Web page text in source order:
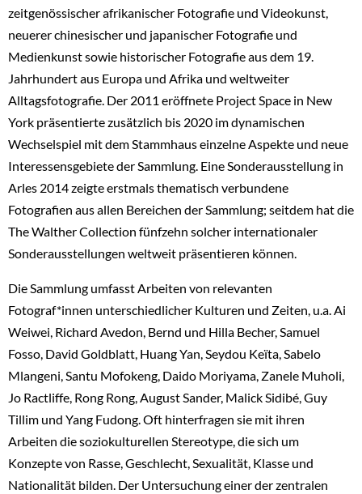
zeitgenössischer afrikanischer Fotografie und Videokunst,
neuerer chinesischer und japanischer Fotografie und
Medienkunst sowie historischer Fotografie aus dem 19.
Jahrhundert aus Europa und Afrika und weltweiter
Alltagsfotografie. Der 2011 eröffnete Project Space in New
York präsentierte zusätzlich bis 2020 im dynamischen
Wechselspiel mit dem Stammhaus einzelne Aspekte und neue
Interessensgebiete der Sammlung. Eine Sonderausstellung in
Arles 2014 zeigte erstmals thematisch verbundene
Fotografien aus allen Bereichen der Sammlung; seitdem hat die
The Walther Collection fünfzehn solcher internationaler
Sonderausstellungen weltweit präsentieren können.
Die Sammlung umfasst Arbeiten von relevanten
Fotograf*innen unterschiedlicher Kulturen und Zeiten, u.a. Ai
Weiwei, Richard Avedon, Bernd und Hilla Becher, Samuel
Fosso, David Goldblatt, Huang Yan, Seydou Keïta, Sabelo
Mlangeni, Santu Mofokeng, Daido Moriyama, Zanele Muholi,
Jo Ractliffe, Rong Rong, August Sander, Malick Sidibé, Guy
Tillim und Yang Fudong. Oft hinterfragen sie mit ihren
Arbeiten die soziokulturellen Stereotype, die sich um
Konzepte von Rasse, Geschlecht, Sexualität, Klasse und
Nationalität bilden. Der Untersuchung einer der zentralen